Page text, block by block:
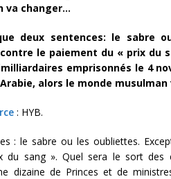
va changer…
deux sentences: le sabre
le paiement du « prix du
emprisonnés le 4
alors le monde musulman
: HYB.
: le sabre ou les oubliettes.
sang ». Quel sera le sort des
dizaine de Princes et de